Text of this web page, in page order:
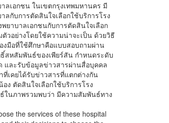
ลเอกชน ในเขตกรุงเทพมหานคร มี
กับการตัดสินใจเลือกใช้บริการโรง
ยาบาลเอกชนกับการตัดสินใจเลือก
วอย่างโดยใช้ความน่าจะเป็น ด้วยวิธี
งมือที่ใช้ศึกษาคือแบบสอบถามผ่าน
สหสัมพันธ์ของเพียร์สัน กำหนดระดับ
และรับข้อมูลข่าวสารผ่านสื่อบุคคล
เคยได้รับข่าวสารที่แตกต่างกัน
ตัดสินใจเลือกใช้บริการโรง
ในภาพรวมพบว่า มีความสัมพันธ์ทาง
the services of these hospital